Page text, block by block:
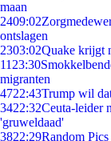
maan
2409:02
ontslagen
2303:02Quake krijgt
11 23:30
migranten
4722:43Trump wil
3422:32Ceuta-leider
'gruweldaad'
3822:29Random